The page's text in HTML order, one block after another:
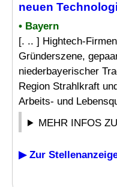
neuen
• Bayern
[. .. ] Hightech-
Gründerszene,
niederbayerischer
Region Strahlkraft
Arbeits- und
MEHR INFOS
▶ Zur